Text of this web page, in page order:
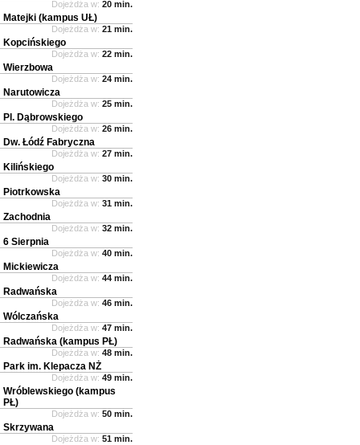
Dojeżdża w: 20 min.
Matejki (kampus UŁ)
Dojeżdża w: 21 min.
Kopcińskiego
Dojeżdża w: 22 min.
Wierzbowa
Dojeżdża w: 24 min.
Narutowicza
Dojeżdża w: 25 min.
Pl. Dąbrowskiego
Dojeżdża w: 26 min.
Dw. Łódź Fabryczna
Dojeżdża w: 27 min.
Kilińskiego
Dojeżdża w: 30 min.
Piotrkowska
Dojeżdża w: 31 min.
Zachodnia
Dojeżdża w: 32 min.
6 Sierpnia
Dojeżdża w: 40 min.
Mickiewicza
Dojeżdża w: 44 min.
Radwańska
Dojeżdża w: 46 min.
Wólczańska
Dojeżdża w: 47 min.
Radwańska (kampus PŁ)
Dojeżdża w: 48 min.
Park im. Klepacza NŻ
Dojeżdża w: 49 min.
Wróblewskiego (kampus
PŁ)
Dojeżdża w: 50 min.
Skrzywana
Dojeżdża w: 51 min.